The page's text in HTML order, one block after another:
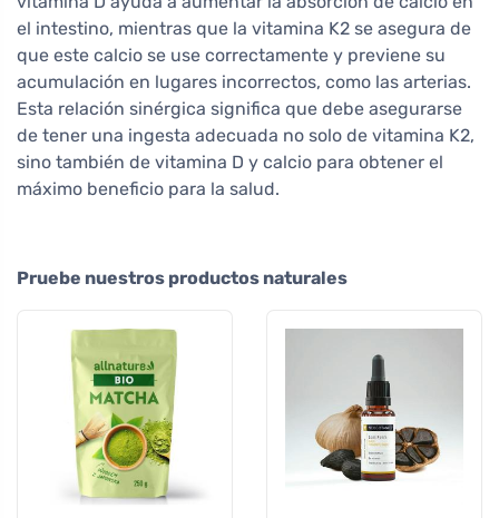
el intestino, mientras que la vitamina K2 se asegura de
que este calcio se use correctamente y previene su
acumulación en lugares incorrectos, como las arterias.
Esta relación sinérgica significa que debe asegurarse
de tener una ingesta adecuada no solo de vitamina K2,
sino también de vitamina D y calcio para obtener el
máximo beneficio para la salud.
Pruebe nuestros productos naturales